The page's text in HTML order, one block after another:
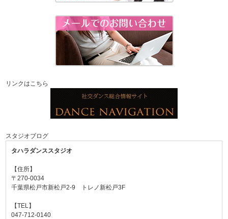
リンクはこちら
スタジオブログ
タハラダンススタジオ
【住所】
〒270-0034
千葉県松戸市新松戸2-9 トレノ新松戸3F
【TEL】
047-712-0140